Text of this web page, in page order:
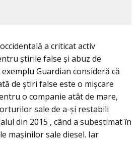
a criticat activ
știrile false și abuz de
Guardian consideră că
de știri false este o mișcare
o companie atât de mare,
sale de a-și restabili
din 2015 , când a subestimat în
mașinilor sale diesel. Iar